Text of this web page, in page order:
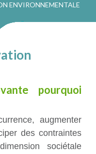
ENVIRONNEMENTALE
pourquoi
augmenter
des contraintes
sociétale